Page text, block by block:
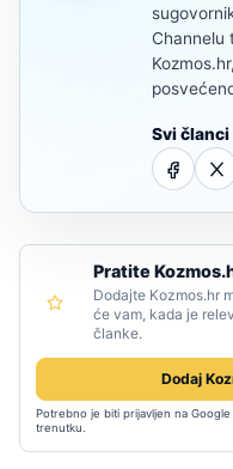
Channelu
Svi
Pratite
Dodajte Kozmos.hr
će vam, kada je
članke.
Dodaj
Potrebno je biti prijavljen na
trenutku.